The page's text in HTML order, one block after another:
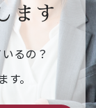
ちら
）
た』を解
ます
るの？
す。